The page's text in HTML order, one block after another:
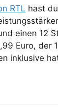
RTL hast
einen 12
Euro, der
inklusive